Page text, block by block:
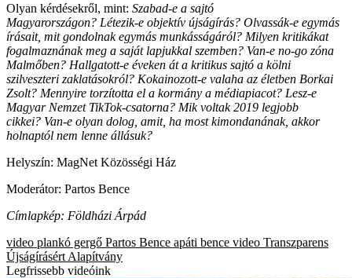
Olyan kérdésekről, mint: Szabad-e a sajtó
Magyarországon? Létezik-e objektív újságírás? Olvassák-e egymás
írásait, mit gondolnak egymás munkásságáról? Milyen kritikákat
fogalmaznának meg a saját lapjukkal szemben? Van-e no-go zóna
Malmőben? Hallgatott-e éveken át a kritikus sajtó a kölni
szilveszteri zaklatásokról? Kokainozott-e valaha az életben Borkai
Zsolt? Mennyire torzította el a kormány a médiapiacot? Lesz-e
Magyar Nemzet TikTok-csatorna? Mik voltak 2019 legjobb
cikkei? Van-e olyan dolog, amit, ha most kimondanának, akkor
holnaptól nem lenne állásuk?
Helyszín: MagNet Közösségi Ház
Moderátor: Partos Bence
Címlapkép: Földházi Árpád
video plankó gergő Partos Bence apáti bence video Transzparens
Újságírásért Alapítvány
Legfrissebb videóink